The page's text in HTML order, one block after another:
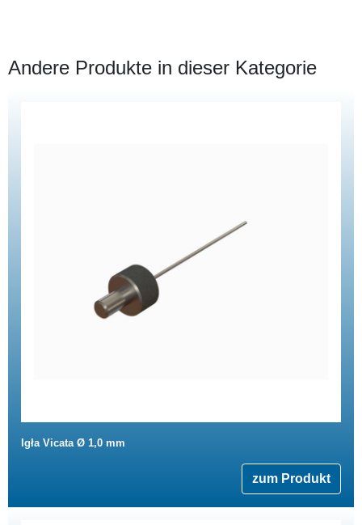
Andere Produkte in dieser Kategorie
Igła Vicata Ø 1,0 mm
zum Produkt